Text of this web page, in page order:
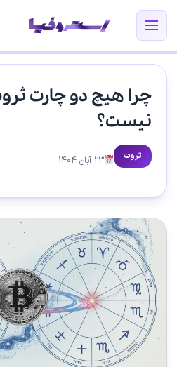
چرا هیچ دو چارت
نیست؟
ثروت 23 آبان 1404